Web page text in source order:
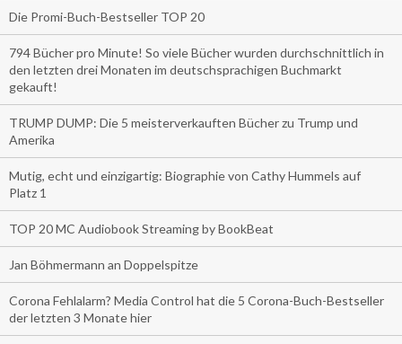
Die Promi-Buch-Bestseller TOP 20
794 Bücher pro Minute! So viele Bücher wurden durchschnittlich in
den letzten drei Monaten im deutschsprachigen Buchmarkt
gekauft!
TRUMP DUMP: Die 5 meisterverkauften Bücher zu Trump und
Amerika
Mutig, echt und einzigartig: Biographie von Cathy Hummels auf
Platz 1
TOP 20 MC Audiobook Streaming by BookBeat
Jan Böhmermann an Doppelspitze
Corona Fehlalarm? Media Control hat die 5 Corona-Buch-Bestseller
der letzten 3 Monate hier